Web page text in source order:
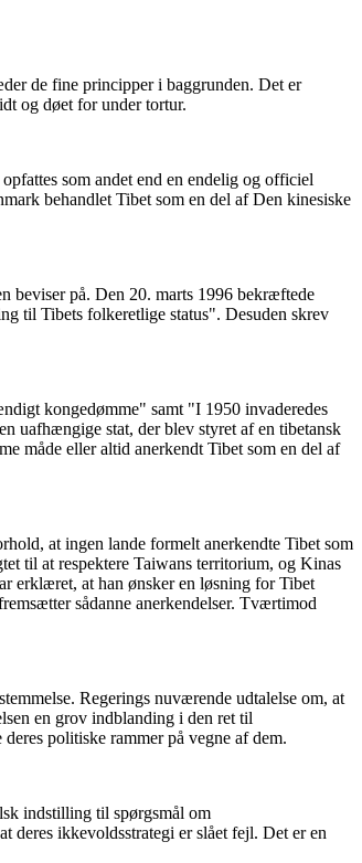
de fine principper i baggrunden. Det er
og døet for under tortur.
som andet end en endelig og officiel
behandlet Tibet som en del af Den kinesiske
beviser på. Den 20. marts 1996 bekræftede
til Tibets folkeretlige status". Desuden skrev
kongedømme" samt "I 1950 invaderedes
uafhængige stat, der blev styret af en tibetansk
måde eller altid anerkendt Tibet som en del af
at ingen lande formelt anerkendte Tibet som
til at respektere Taiwans territorium, og Kinas
erklæret, at han ønsker en løsning for Tibet
sådanne anerkendelser. Tværtimod
Regerings nuværende udtalelse om, at
en grov indblanding i den ret til
politiske rammer på vegne af dem.
indstilling til spørgsmål om
deres ikkevoldsstrategi er slået fejl. Det er en